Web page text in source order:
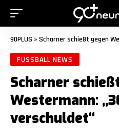
90PLUS » Scharner schießt gegen
FUSSBALL NEWS
Scharner
Westermann:
verschuldet“